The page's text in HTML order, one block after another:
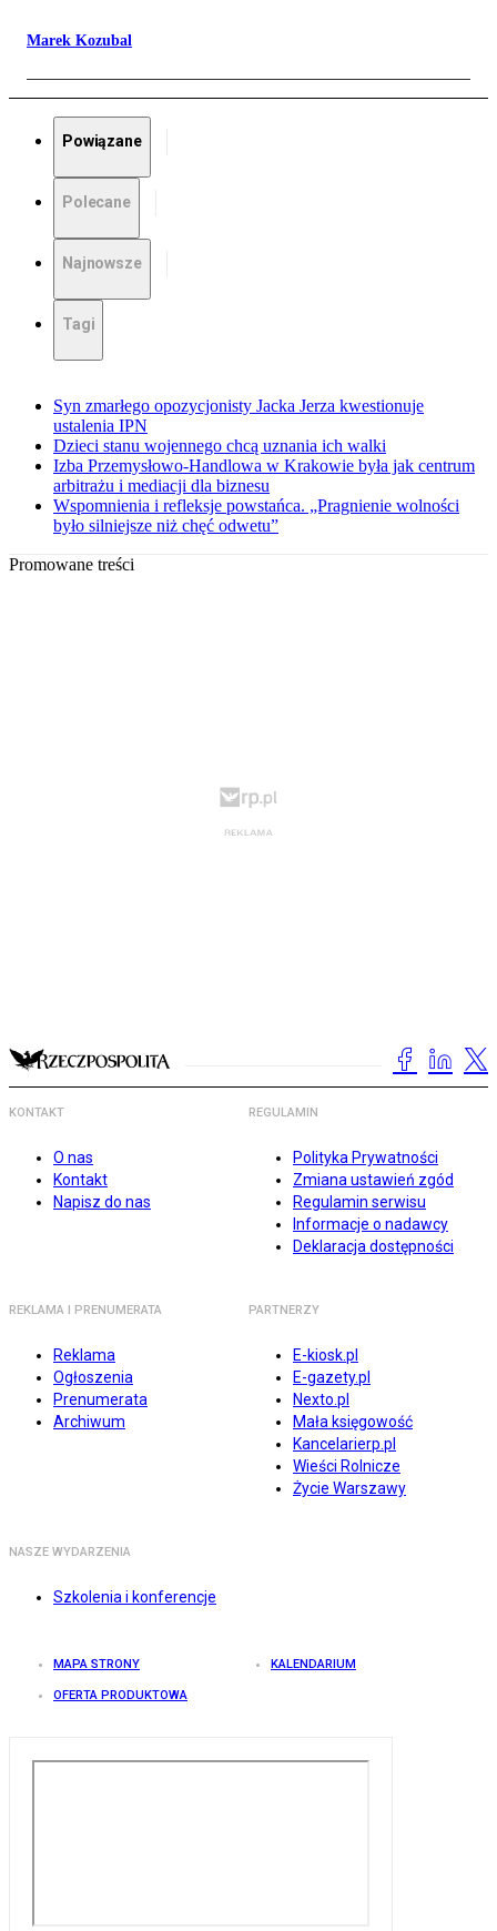
Marek Kozubal
Powiązane
Polecane
Najnowsze
Tagi
Syn zmarłego opozycjonisty Jacka Jerza kwestionuje
ustalenia IPN
Dzieci stanu wojennego chcą uznania ich walki
Izba Przemysłowo-Handlowa w Krakowie była jak centrum
arbitrażu i mediacji dla biznesu
Wspomnienia i refleksje powstańca. „Pragnienie wolności
było silniejsze niż chęć odwetu”
Promowane treści
KONTAKT
O nas
Kontakt
Napisz do nas
REGULAMIN
Polityka Prywatności
Zmiana ustawień zgód
Regulamin serwisu
Informacje o nadawcy
Deklaracja dostępności
REKLAMA I PRENUMERATA
Reklama
Ogłoszenia
Prenumerata
Archiwum
PARTNERZY
E-kiosk.pl
E-gazety.pl
Nexto.pl
Mała księgowość
Kancelarierp.pl
Wieści Rolnicze
Życie Warszawy
NASZE WYDARZENIA
Szkolenia i konferencje
MAPA STRONY KALENDARIUM
OFERTA PRODUKTOWA